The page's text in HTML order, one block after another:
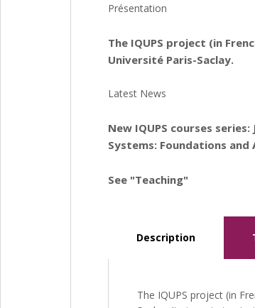
Présentation
The IQUPS project (in
Université Paris-Saclay.
Latest News
New IQUPS courses
Systems: Foundations
See "Teaching"
Description
The IQUPS project (in